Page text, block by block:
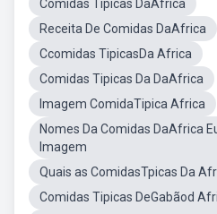
Comidas Tipicas DaAfrica
Receita De Comidas DaAfrica
Ccomidas TipicasDa Africa
Comidas Tipicas Da DaAfrica
Imagem ComidaTipica Africa
Nomes Da Comidas DaAfrica
Imagem
Quais as ComidasTpicas Da
Comidas Tipicas DeGabãod